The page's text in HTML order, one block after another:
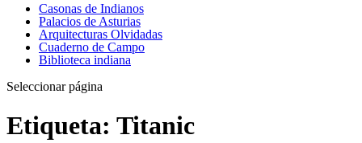
Casonas de Indianos
Palacios de Asturias
Arquitecturas Olvidadas
Cuaderno de Campo
Biblioteca indiana
Seleccionar página
Etiqueta: Titanic